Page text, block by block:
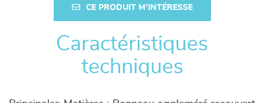
CE PRODUIT M'INTÉRESSE
Caractéristiques
techniques